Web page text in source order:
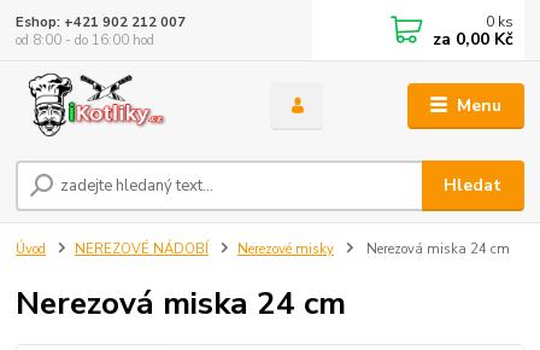
Menu
Hledat
Eshop: +421 902 212 007
od 8:00 - do 16:00 hod
0 ks
za 0,00 Kč
Úvod NEREZOVÉ NÁDOBÍ Nerezové misky Nerezová miska 24 cm
Nerezová miska 24 cm